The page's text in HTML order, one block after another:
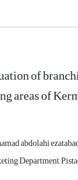
of
areas of
abdolahi
Department,